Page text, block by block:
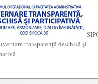
transparenţă deschisă şi